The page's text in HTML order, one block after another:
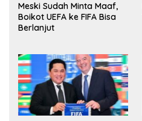
Meski Sudah Minta Maaf,
Boikot UEFA ke FIFA Bisa
Berlanjut